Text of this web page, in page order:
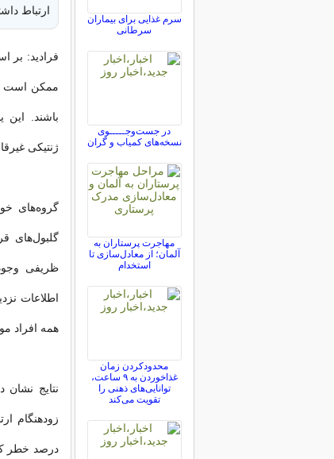
ارتباط
ژنتیکی
گلبول‌های
همه افراد مورد بررسی
سرم غذایی برای بیماران
سرطانی
در جست‌وجـــــوی
نسخه‌های کمیاب و گران
مهاجرت پرستاران به
آلمان؛ از معادل‌سازی تا
استخدام
محدودکردن زمان
غذاخوردن به ۹ ساعت،
توانایی‌های ذهنی را
تقویت می‌کند